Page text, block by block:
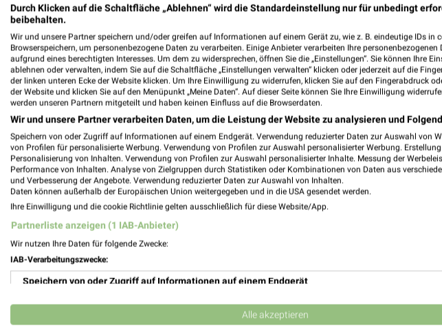
Ernsting's family Angebote in Kirchheim Teck
Kirchheim Teck, Deutschland
513,00 km
Ernsting's family Angebote in Göppingen
Göppingen, Deutschland
500,18 km
Durch Klicken auf die Schaltfläche „Ablehnen“ wird die Standardeinstellung nur für unbedingt
beibehalten.
Wir und unsere Partner speichern und/oder greifen auf Informationen auf einem Gerät zu, wie z. B. eindeutige IDs in
Browserspeichern, um personenbezogene Daten zu verarbeiten. Einige Anbieter verarbeiten Ihre
aufgrund eines berechtigten Interesses. Um dem zu widersprechen, öffnen Sie die „Einstellungen“. Sie können Ihre
ablehnen oder verwalten, indem Sie auf die Schaltfläche „Einstellungen verwalten“ klicken oder jederzeit auf die
der linken unteren Ecke der Website klicken. Um Ihre Einwilligung zu widerrufen, klicken Sie auf den Fingerabdruck
der Website und klicken Sie auf den Menüpunkt „Meine Daten“. Auf dieser Seite können Sie Ihre Einwilligung
werden unseren Partnern mitgeteilt und haben keinen Einfluss auf die Browserdaten.
Wir und unsere Partner verarbeiten Daten, um die Leistung der Website zu analysieren und
Speichern von oder Zugriff auf Informationen auf einem Endgerät. Verwendung reduzierter Daten zur Auswahl von
von Profilen für personalisierte Werbung. Verwendung von Profilen zur Auswahl personalisierter Werbung.
Personalisierung von Inhalten. Verwendung von Profilen zur Auswahl personalisierter Inhalte. Messung der
Performance von Inhalten. Analyse von Zielgruppen durch Statistiken oder Kombinationen von Daten aus
und Verbesserung der Angebote. Verwendung reduzierter Daten zur Auswahl von Inhalten.
Daten können außerhalb der Europäischen Union weitergegeben und in die USA gesendet werden.
Ihre Einwilligung und die cookie Richtlinie gelten ausschließlich für diese Website/App.
Partnerliste anzeigen (1 IAB-Anbieter)
Wir nutzen Ihre Daten für folgende Zwecke:
IAB-Verarbeitungszwecke:
Speichern von oder Zugriff auf Informationen auf einem Endgerät
Verwendung reduzierter Daten zur Auswahl von Werbeanzeigen
Alle akzeptieren